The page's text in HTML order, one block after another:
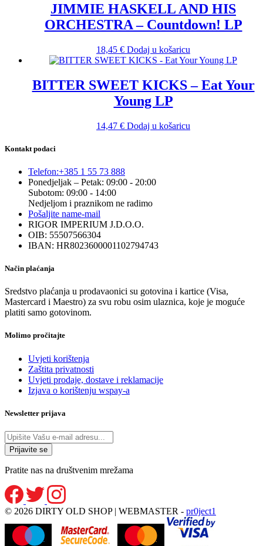
JIMMIE HASKELL AND HIS
ORCHESTRA – Countdown! LP
18,45 € Dodaj u košaricu
BITTER SWEET KICKS – Eat Your
Young LP
14,47 € Dodaj u košaricu
Kontakt podaci
Telefon:+385 1 55 73 888
Ponedjeljak – Petak: 09:00 - 20:00
Subotom: 09:00 - 14:00
Nedjeljom i praznikom ne radimo
Pošaljite name-mail
RIGOR IMPERIUM J.D.O.O.
OIB: 55507566304
IBAN: HR8023600001102794743
Način plaćanja
Sredstvo plaćanja u prodavaonici su gotovina i kartice (Visa,
Mastercard i Maestro) za svu robu osim ulaznica, koje je moguće
platiti samo gotovinom.
Molimo pročitajte
Uvjeti korištenja
Zaštita privatnosti
Uvjeti prodaje, dostave i reklamacije
Izjava o korištenju wspay-a
Newsletter prijava
Pratite nas na društvenim mrežama
© 2026 DIRTY OLD SHOP | WEBMASTER - pr0ject1